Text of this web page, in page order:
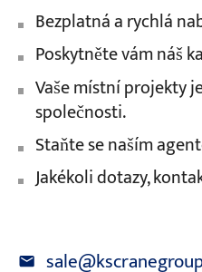
Bezplatná a rychlá
Poskytněte vám náš
Vaše místní projekty
společnosti.
Staňte se naším
Jakékoli dotazy,